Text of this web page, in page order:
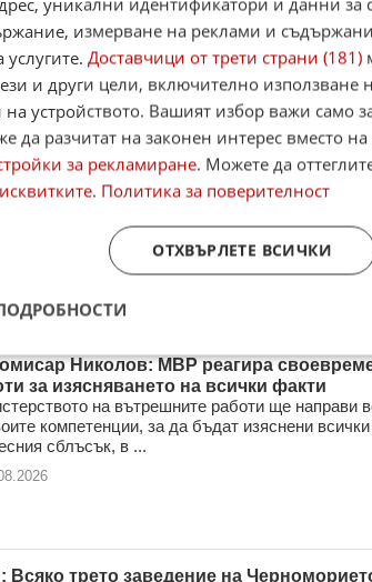
Николов: МВР реагира
за изясняването на всички факти
на вътрешните работи ще направи
компетенции, за да бъдат изяснени
сблъсък, в ...
Всяко трето заведение на
измерване на реклами и
Доставчици от трети страни (181)
и други цели, включително използване
на устройството. Вашият избор важи само
да разчитат на законен интерес вместо
за рекламиране. Можете да
. Политика за поверителност
ОТХВЪРЛЕТЕ ВСИЧКИ